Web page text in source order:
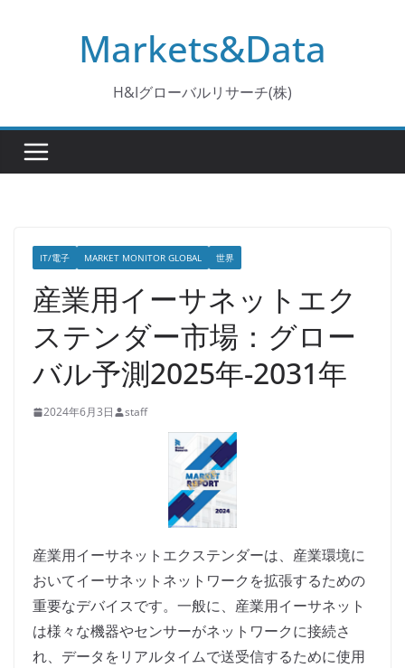
Markets&Data
H&Iグローバルリサーチ(株)
IT/電子 MARKET MONITOR GLOBAL 世界
産業用イーサネットエク
ステンダー市場：グロー
バル予測2025年-2031年
2024年6月3日 staff
産業用イーサネットエクステンダーは、産業環境に
おいてイーサネットネットワークを拡張するための
重要なデバイスです。一般に、産業用イーサネット
は様々な機器やセンサーがネットワークに接続さ
れ、データをリアルタイムで送受信するために使用